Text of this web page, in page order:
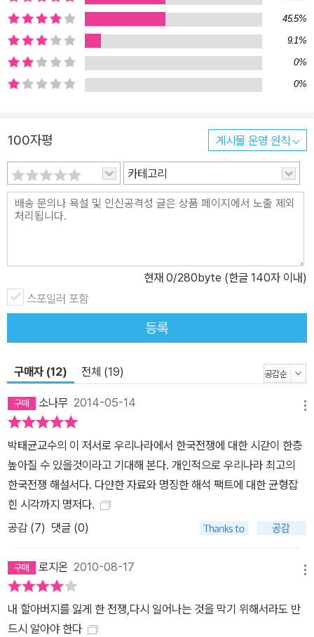
45.5%
9.1%
0%
0%
100자평 게시물 운영 원칙
카테고리
현재 0/280byte (한글 140자 이내)
스포일러 포함
등록
구매자 (12) 전체 (19)
소나무 2014-05-14
박태균교수의 이 저서로 우리나라에서 한국전쟁에 대한 시갇이 한층
높아질 수 있을것이라고 기대해 본다. 개인적으로 우리나라 최고의
한국전쟁 해설서다. 다얀한 자료와 명징한 해석 팩트에 대한 균형잡
힌 시각까지 명저다.
공감 (7) 댓글 (0)
로지온 2010-08-17
내 할아버지를 잃게 한 전쟁,다시 일어나는 것을 막기 위해서라도 반
드시 알아야 한다